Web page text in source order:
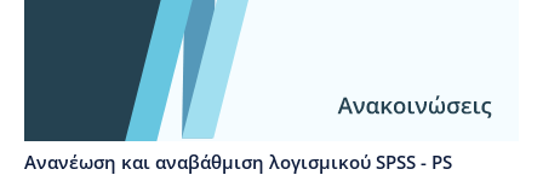
Ανανέωση και αναβάθμιση λογισμικού SPSS - PS